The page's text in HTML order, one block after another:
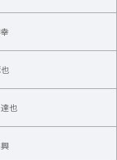
也